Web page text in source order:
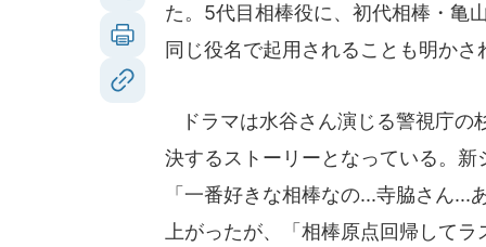
た。5代目相棒役に、初代相棒・亀
同じ役名で起用されることも明かさ
ドラマは水谷さん演じる警視庁の
決するストーリーとなっている。
「一番好きな相棒なの...寺脇さん
上がったが、「相棒原点回帰して